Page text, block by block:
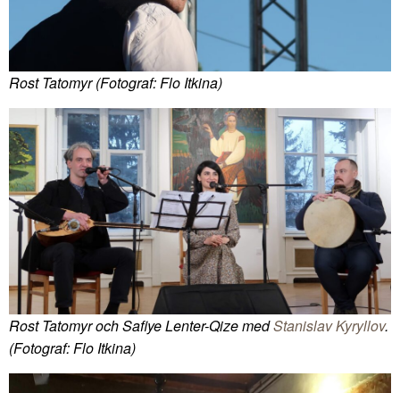
Rost Tatomyr (Fotograf: Flo Itkina)
Rost Tatomyr och Safiye Lenter-Qize medStanislav Kyryllov.
(Fotograf: Flo Itkina)